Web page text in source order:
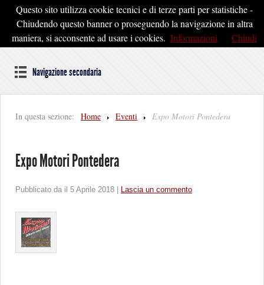
Pontedera2020
Dal cuore della Toscana un'idea di Futuro
Navigazione secondaria
In questa sezione: Home Eventi Expo Motori Pontedera
Expo Motori Pontedera
Pubblicato da il 5 Aprile 2018 Lascia un commento
Questo sito utilizza cookie tecnici e di terze parti per statistiche -
Chiudendo questo banner o proseguendo la navigazione in altra
maniera, si acconsente ad usare i cookies. Informazioni Chiudi